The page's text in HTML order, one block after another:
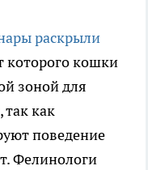
раскрыли
которого кошки
зоной для
как
поведение
Фелинологи